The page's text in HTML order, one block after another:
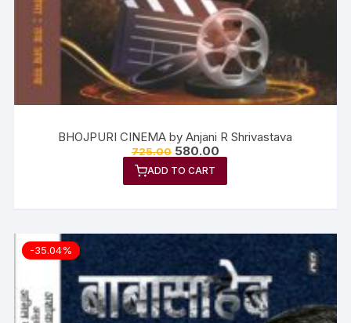
BHOJPURI CINEMA by Anjani R Shrivastava
725.00 580.00
ADD TO CART
-35.04%